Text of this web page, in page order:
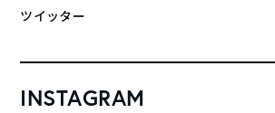
ツイッター
INSTAGRAM